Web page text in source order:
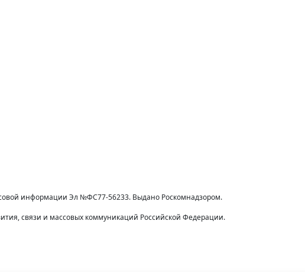
информации Эл №ФС77-56233. Выдано Роскомнадзором.
связи и массовых коммуникаций Российской Федерации.